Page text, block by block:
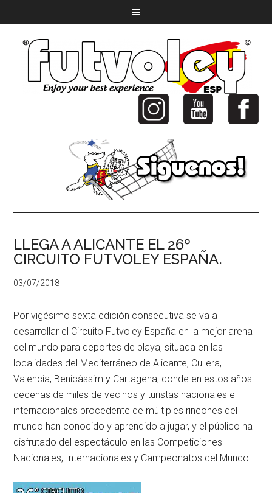
LLEGA A ALICANTE EL 26º
CIRCUITO FUTVOLEY ESPAÑA.
03/07/2018
Por vigésimo sexta edición consecutiva se va a
desarrollar el Circuito Futvoley España en la mejor arena
del mundo para deportes de playa, situada en las
localidades del Mediterráneo de Alicante, Cullera,
Valencia, Benicàssim y Cartagena, donde en estos años
decenas de miles de vecinos y turistas nacionales e
internacionales procedente de múltiples rincones del
mundo han conocido y aprendido a jugar, y el público ha
disfrutado del espectáculo en las Competiciones
Nacionales, Internacionales y Campeonatos del Mundo.